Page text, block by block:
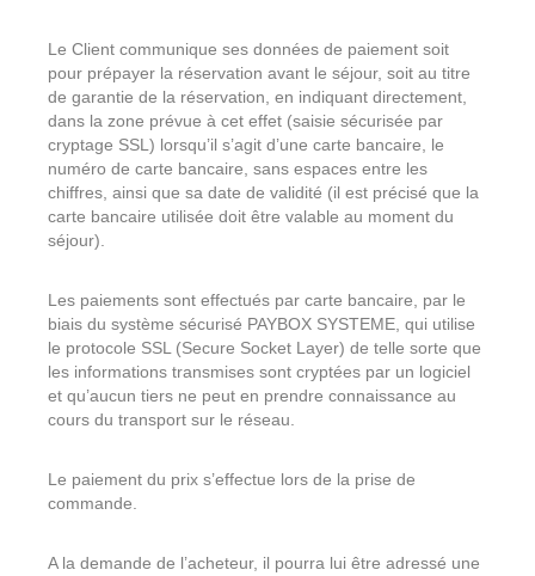
Le Client communique ses données de paiement soit
pour prépayer la réservation avant le séjour, soit au titre
de garantie de la réservation, en indiquant directement,
dans la zone prévue à cet effet (saisie sécurisée par
cryptage SSL) lorsqu’il s’agit d’une carte bancaire, le
numéro de carte bancaire, sans espaces entre les
chiffres, ainsi que sa date de validité (il est précisé que la
carte bancaire utilisée doit être valable au moment du
séjour).
Les paiements sont effectués par carte bancaire, par le
biais du système sécurisé PAYBOX SYSTEME, qui utilise
le protocole SSL (Secure Socket Layer) de telle sorte que
les informations transmises sont cryptées par un logiciel
et qu’aucun tiers ne peut en prendre connaissance au
cours du transport sur le réseau.
Le paiement du prix s’effectue lors de la prise de
commande.
A la demande de l’acheteur, il pourra lui être adressé une